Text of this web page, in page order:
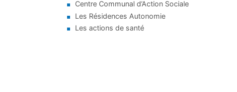
Centre Communal d’Action Sociale
Les Résidences Autonomie
Les actions de santé